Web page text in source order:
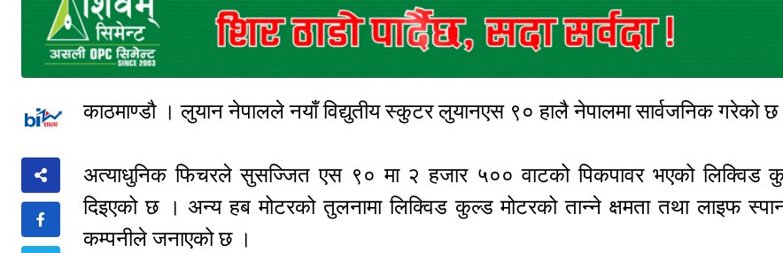
काठमाण्डौ । लुयान नेपालले नयाँ विद्युतीय स्कुटर लुयानएस ९० हालै नेपालमा सार्वजनिक गरेको
अत्याधुनिक फिचरले सुसज्जित एस ९० मा २ हजार ५०० वाटको पिकपावर भएको लिक्विड
दिइएको छ । अन्य हब मोटरको तुलनामा लिक्विड कुल्ड मोटरको तान्ने क्षमता तथा लाइफ
कम्पनीले जनाएको छ ।